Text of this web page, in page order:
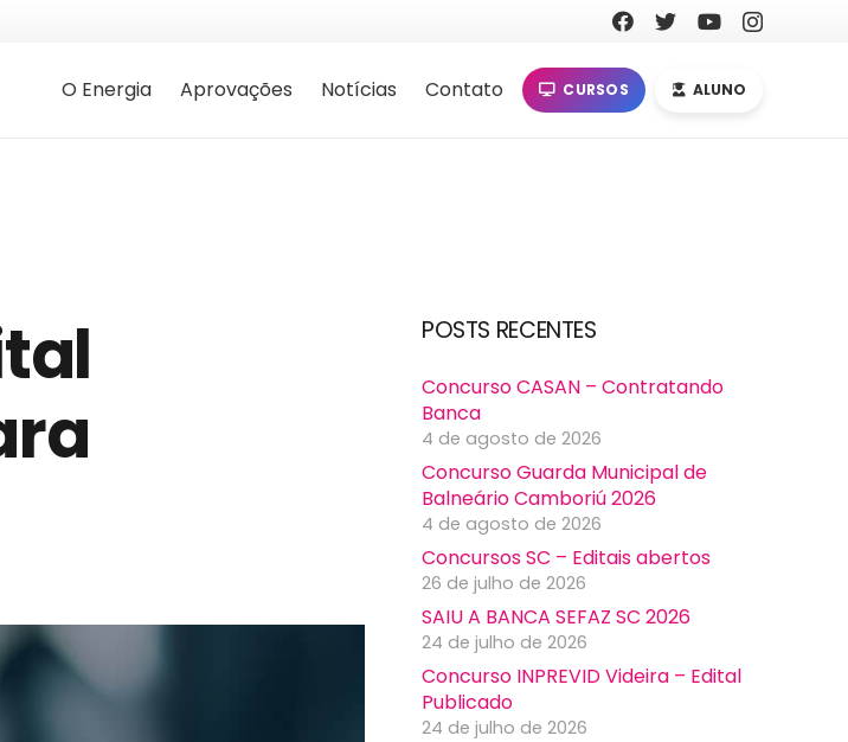
O Energia Aprovações Notícias Contato CURSOS ALUNO
POSTS RECENTES
Concurso CASAN – Contratando
Banca
4 de agosto de 2026
Concurso Guarda Municipal de
Balneário Camboriú 2026
4 de agosto de 2026
Concursos SC – Editais abertos
26 de julho de 2026
SAIU A BANCA SEFAZ SC 2026
24 de julho de 2026
Concurso INPREVID Videira – Edital
Publicado
24 de julho de 2026